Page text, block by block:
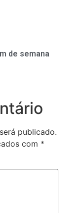
de semana
publicado.
com *